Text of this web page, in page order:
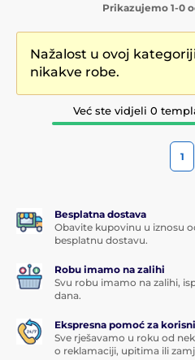
Prikazujemo 1-0
Nažalost u ovoj
nikakve robe.
Već ste vidjeli 0
1
Besplatna dostava
Obavite kupovinu u iznosu
besplatnu dostavu.
Robu imamo na zalihi
Svu robu imamo na zalihi,
dana.
Ekspresna pomoć za
Sve rješavamo u roku od
o reklamaciji, upitima ili